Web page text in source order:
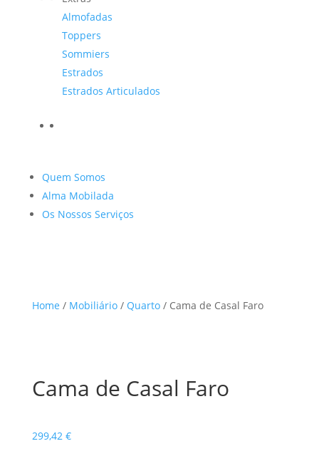
Almofadas
Toppers
Sommiers
Estrados
Estrados Articulados
Quem Somos
Alma Mobilada
Os Nossos Serviços
Home / Mobiliário/ Quarto/ Cama de Casal Faro
Cama de Casal Faro
299,42 €